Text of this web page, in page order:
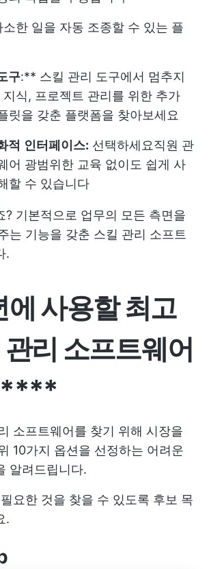
소한 일을 자동 조종할 수 있는 플
구:** 스킬 관리 도구에서 멈추지
지식, 프로젝트 관리를 위한 추가
릿을 갖춘 플랫폼을 찾아보세요
적 인터페이스: 선택하세요직원 관
어 광범위한 교육 없이도 쉽게 사
할 수 있습니다
? 기본적으로 업무의 모든 측면을
는 기능을 갖춘 스킬 관리 소프트
.
사용할 최고
리 소프트웨어
****
소프트웨어를 찾기 위해 시장을
10가지 옵션을 선정하는 어려운
알려드립니다.
요한 것을 찾을 수 있도록 후보 목
.